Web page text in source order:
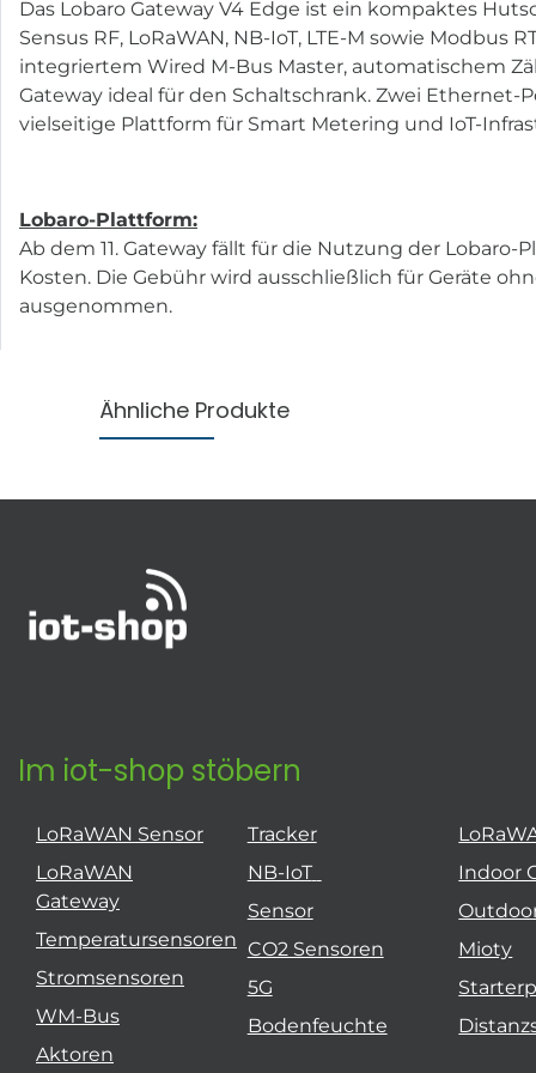
Das Lobaro Gateway V4 Edge ist ein kompaktes
Sensus RF, LoRaWAN, NB-IoT, LTE-M sowie
integriertem Wired M-Bus Master, automatischem
Gateway ideal für den Schaltschrank. Zwei
vielseitige Plattform für Smart Metering und IoT-
Lobaro-Plattform:
Ab dem 11. Gateway fällt für die Nutzung der
Kosten. Die Gebühr wird ausschließlich für Geräte
ausgenommen.
Ähnliche Produkte
Im iot-shop stöbern
LoRaWAN Sensor
LoRaWAN
Gateway
Temperatursensoren
Stromsensoren
WM-Bus
Aktoren
Tracker
NB-IoT
Sensor
CO2 Sensoren
5G
Bodenfeuchte
Indoor
Mioty